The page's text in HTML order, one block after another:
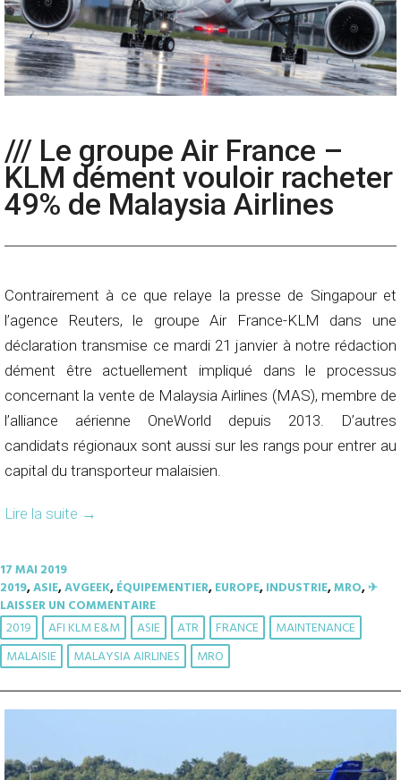
/// Le groupe Air France –
KLM dément vouloir racheter
49% de Malaysia Airlines
Contrairement à ce que relaye la presse de Singapour et
l’agence Reuters, le groupe Air France-KLM dans une
déclaration transmise ce mardi 21 janvier à notre rédaction
dément être actuellement impliqué dans le processus
concernant la vente de Malaysia Airlines (MAS), membre de
l’alliance aérienne OneWorld depuis 2013. D’autres
candidats régionaux sont aussi sur les rangs pour entrer au
capital du transporteur malaisien.
Lire la suite →
17 MAI 2019
2019,ASIE,AVGEEK,ÉQUIPEMENTIER,EUROPE,INDUSTRIE,MRO,✈︎
LAISSER UN COMMENTAIRE
2019 AFI KLM E&M ASIE ATR FRANCE
MAINTENANCE
MALAISIE
MALAYSIA AIRLINES MRO